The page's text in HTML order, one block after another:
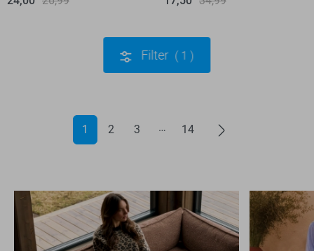
Filter 1
1 2 3 14